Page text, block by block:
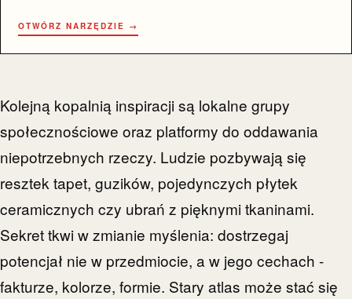
OTWÓRZ NARZĘDZIE →
Kolejną kopalnią inspiracji są lokalne grupy
społecznościowe oraz platformy do oddawania
niepotrzebnych rzeczy. Ludzie pozbywają się
resztek tapet, guzików, pojedynczych płytek
ceramicznych czy ubrań z pięknymi tkaninami.
Sekret tkwi w zmianie myślenia: dostrzegaj
potencjał nie w przedmiocie, a w jego cechach -
fakturze, kolorze, formie. Stary atlas może stać się